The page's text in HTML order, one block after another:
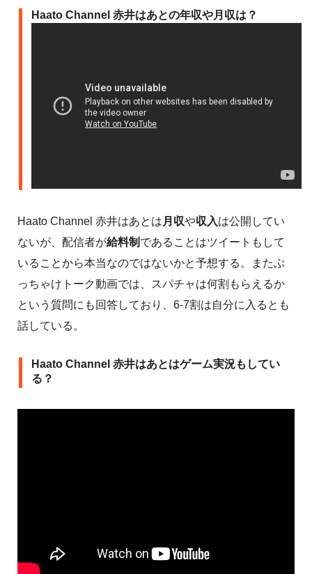
Haato Channel 赤井はあとの年収や月収は？
Haato Channel 赤井はあとは 月収や収入は公開してい
ないが、配信者が給料制 であることはツイートもして
いることから本当なのではないかと予想する。またぶ
っちゃけトーク動画では、スパチャは何割もらえるか
という質問にも回答しており、6-7割は自分に入るとも
話している。
Haato Channel 赤井はあとはゲーム実況もしてい
る？